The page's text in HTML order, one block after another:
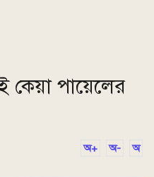
কেয়া পায়েলের
অ+ অ- অ